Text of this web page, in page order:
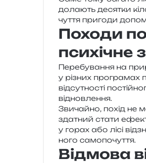
дола­ють деся­тки
чу­т­тя при­го­ди
Походи
психічне
Перебування на
у різних про­гра­мах
від­су­тно­сті
відновлення.
Звичайно, похід не
зда­тний стати
у горах або лісі
но­го самопочуття.
Відмова